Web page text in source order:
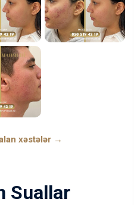
xəstələr →
Suallar